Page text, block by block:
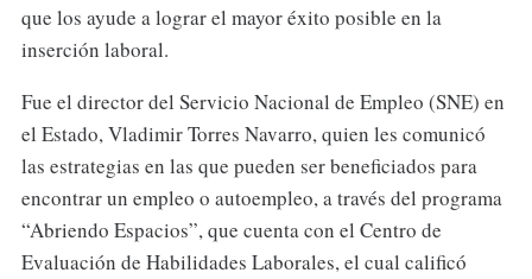
que los ayude a lograr el mayor éxito posible en la
inserción laboral.
Fue el director del Servicio Nacional de Empleo (SNE) en
el Estado, Vladimir Torres Navarro, quien les comunicó
las estrategias en las que pueden ser beneficiados para
encontrar un empleo o autoempleo, a través del programa
“Abriendo Espacios”, que cuenta con el Centro de
Evaluación de Habilidades Laborales, el cual calificó